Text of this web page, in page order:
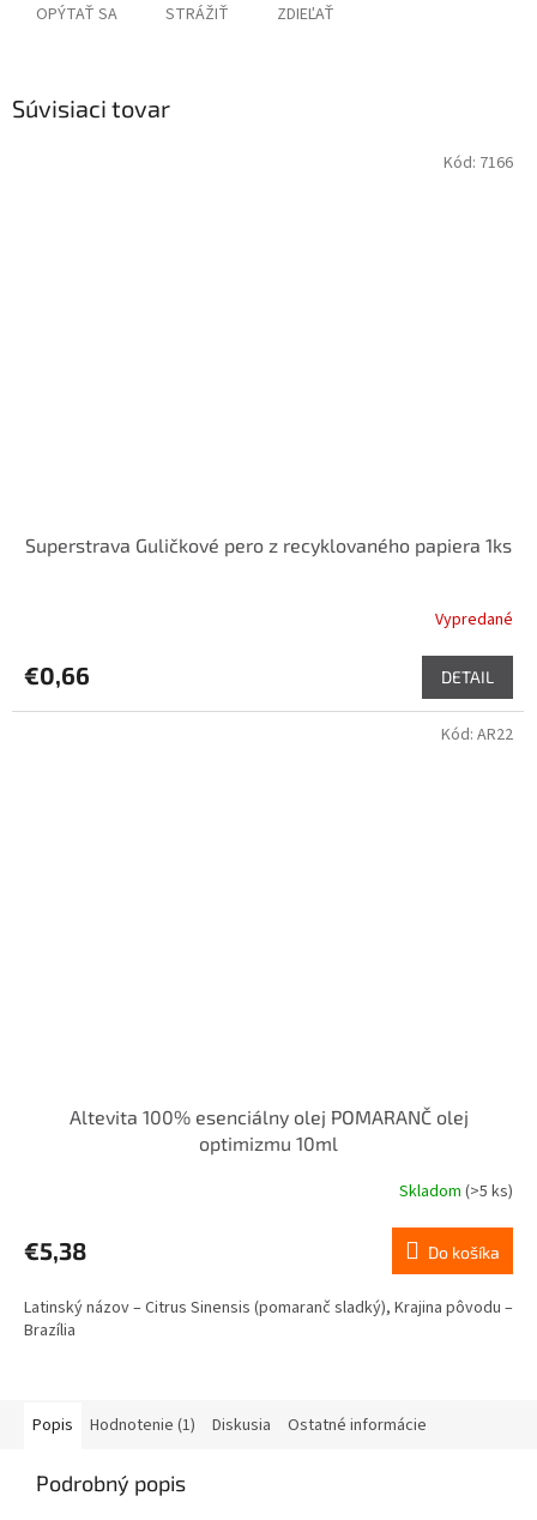
OPÝTAŤ SA STRÁŽIŤ ZDIEĽAŤ
Súvisiaci tovar
Superstrava Guličkové pero z recyklovaného papiera 1ks
Vypredané
€0,66 DETAIL
Kód: 7166
Altevita 100% esenciálny olej POMARANČ olej
optimizmu 10ml
produktu
je
z
5
Skladom(>5 ks)
€5,38 Do košíka
Latinský názov – Citrus Sinensis (pomaranč sladký), Krajina pôvodu –
Brazília
Kód: AR22
Popis Hodnotenie (1) Diskusia Ostatné informácie
Podrobný popis